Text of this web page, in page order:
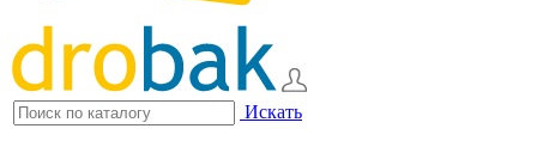
Искать